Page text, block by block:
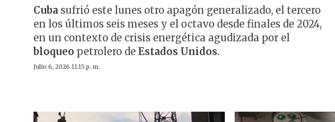
Cuba sufrió este lunes otro apagón generalizado, el tercero
en los últimos seis meses y el octavo desde finales de 2024,
en un contexto de crisis energética agudizada por el
bloqueo petrolero de Estados Unidos.
Julio 6, 2026 11:15 p. m.